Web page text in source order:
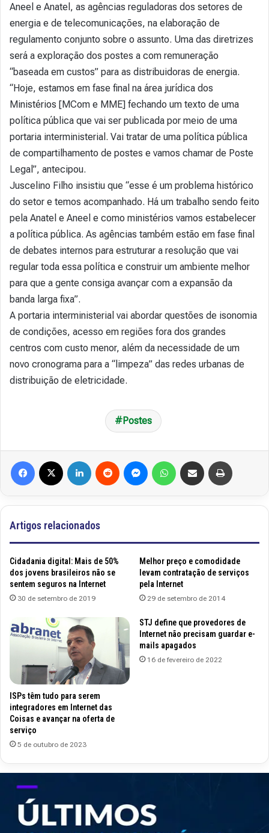
Aneel e Anatel, as agências reguladoras dos setores de
energia e de telecomunicações, na elaboração de
regulamento conjunto sobre o assunto. Uma das diretrizes
será a exploração dos postes a com remuneração
“baseada em custos” para as distribuidoras de energia.
“Hoje, estamos em fase final na área jurídica dos
Ministérios [MCom e MME] fechando um texto de uma
política pública que vai ser publicada por meio de uma
portaria interministerial. Vai tratar de uma política pública
de compartilhamento de postes e vamos chamar de Poste
Legal”, antecipou.
Juscelino Filho insistiu que “esse é um problema histórico
do setor e temos acompanhado. Há um trabalho sendo feito
pela Anatel e Aneel e como ministérios vamos estabelecer
a política pública. As agências também estão em fase final
de debates internos para estruturar a resolução que vai
regular toda essa política e construir um ambiente melhor
para que a gente consiga avançar com a expansão da
banda larga fixa”.
A portaria interministerial vai abordar questões de isonomia
de condições, acesso em regiões fora dos grandes
centros com custo menor, além da necessidade de um
novo cronograma para a “limpeza” das redes urbanas de
distribuição de eletricidade.
Postes
Artigos relacionados
Cidadania digital: Mais de 50%
dos jovens brasileiros não se
sentem seguros na Internet
30 de setembro de 2019
Melhor preço e comodidade
levam contratação de serviços
pela Internet
29 de setembro de 2014
ISPs têm tudo para serem
integradores em Internet das
Coisas e avançar na oferta de
serviço
5 de outubro de 2023
STJ define que provedores de
Internet não precisam guardar e-
mails apagados
16 de fevereiro de 2022